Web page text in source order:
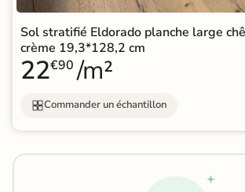
Sol stratifié Eldorado planche large
crème 19,3*128,2 cm
22€90 /m²
Commander un échantillon